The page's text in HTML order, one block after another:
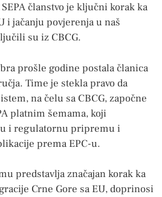
članstvo je ključni korak ka
i jačanju povjerenja u naš
su iz CBCG.
prošle godine postala članica
Time je stekla pravo da
na čelu sa CBCG, započne
platnim šemama, koji
i regulatornu pripremu i
prema EPC-u.
predstavlja značajan korak ka
Crne Gore sa EU, doprinosi